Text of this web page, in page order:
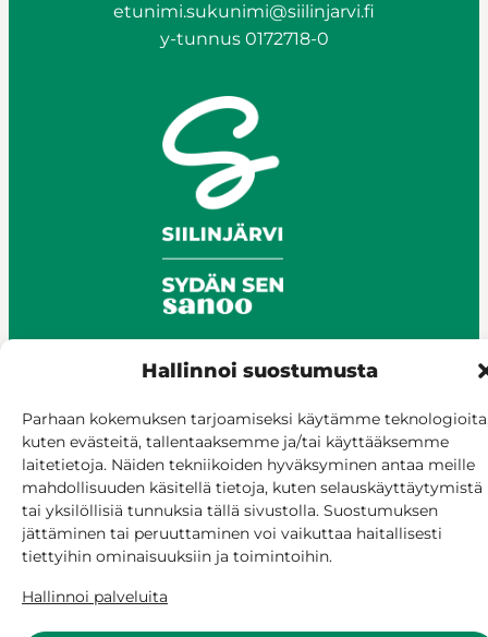
Hallinnoi suostumusta
Parhaan kokemuksen tarjoamiseksi käytämme
kuten evästeitä, tallentaaksemme ja/tai käyttääksemme
laitetietoja. Näiden tekniikoiden hyväksyminen antaa meille
mahdollisuuden käsitellä tietoja, kuten selauskäyttäytymistä
tai yksilöllisiä tunnuksia tällä sivustolla. Suostumuksen
jättäminen tai peruuttaminen voi vaikuttaa haitallisesti
tiettyihin ominaisuuksiin ja toimintoihin.
Hallinnoi palveluita
etunimi.sukunimi@siilinjarvi.fi
y-tunnus 0172718-0
© Siilinjärvi 2025
Anna palautetta
Asioi verkossa
Laskutus ja maksaminen
Saavutettavuus
Evästekäytäntö
Hallitse suostumusta